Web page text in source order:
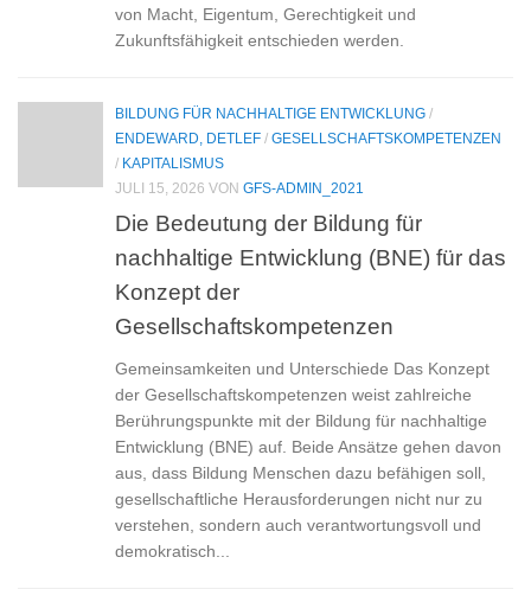
von Macht, Eigentum, Gerechtigkeit und
Zukunftsfähigkeit entschieden werden.
BILDUNG FÜR NACHHALTIGE ENTWICKLUNG /
ENDEWARD, DETLEF / GESELLSCHAFTSKOMPETENZEN
/ KAPITALISMUS
JULI 15, 2026 VON GFS-ADMIN_2021
Die Bedeutung der Bildung für
nachhaltige Entwicklung (BNE) für das
Konzept der
Gesellschaftskompetenzen
Gemeinsamkeiten und Unterschiede Das Konzept
der Gesellschaftskompetenzen weist zahlreiche
Berührungspunkte mit der Bildung für nachhaltige
Entwicklung (BNE) auf. Beide Ansätze gehen davon
aus, dass Bildung Menschen dazu befähigen soll,
gesellschaftliche Herausforderungen nicht nur zu
verstehen, sondern auch verantwortungsvoll und
demokratisch...